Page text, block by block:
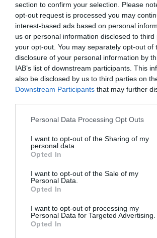
section to confirm your selection. Please
opt-out request is processed you may
interest-based ads based on personal
us or personal information disclosed to
your opt-out. You may separately opt-out of
disclosure of your personal information by
IAB’s list of downstream participants. This
also be disclosed by us to third parties on
Downstream Participants that may further
Personal Data Processing Opt Outs
I want to opt-out of the Sharing of my
personal data.
Opted In
I want to opt-out of the Sale of my
Personal Data.
Opted In
I want to opt-out of processing my
Personal Data for Targeted Advertising.
Opted In
Índex2P
Fórmula 1
marcas, categorías de producto y valor
aproximado de cada acuerdo. Si
información, contacta con nosotros
enintelligence@2playbook.com.
Añadir 2Playbookcomo fuente
de forma gratuita
Mantente informado con las últimas noticias